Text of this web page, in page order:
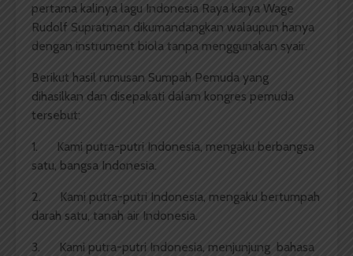
pertama kalinya lagu Indonesia Raya karya Wage
Rudolf Supratman dikumandangkan walaupun hanya
dengan instrument biola tanpa menggunakan syair.
Berikut hasil rumusan Sumpah Pemuda yang
dihasilkan dan disepakati dalam kongres pemuda
tersebut:
1. Kami putra-putri Indonesia, mengaku berbangsa
satu, bangsa Indonesia.
2. Kami putra-putri Indonesia, mengaku bertumpah
darah satu, tanah air Indonesia.
3. Kami putra-putri Indonesia, menjunjung bahasa